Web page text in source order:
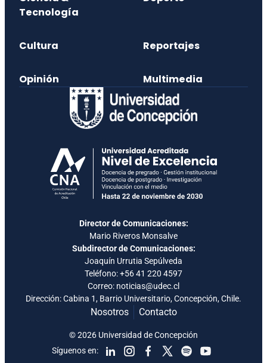
Tecnología
Cultura Reportajes
Opinión Multimedia
Director de Comunicaciones:
Mario Riveros Monsalve
Subdirector de Comunicaciones:
Joaquín Urrutia Sepúlveda
Teléfono:+56 41 220 4597
Correo: noticias@udec.cl
Dirección: Cabina 1, Barrio Universitario, Concepción, Chile.
Nosotros Contacto
Síguenos en:
© 2026 Universidad de Concepción